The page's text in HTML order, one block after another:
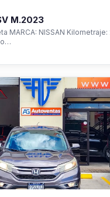
M.2023
MARCA: NISSAN